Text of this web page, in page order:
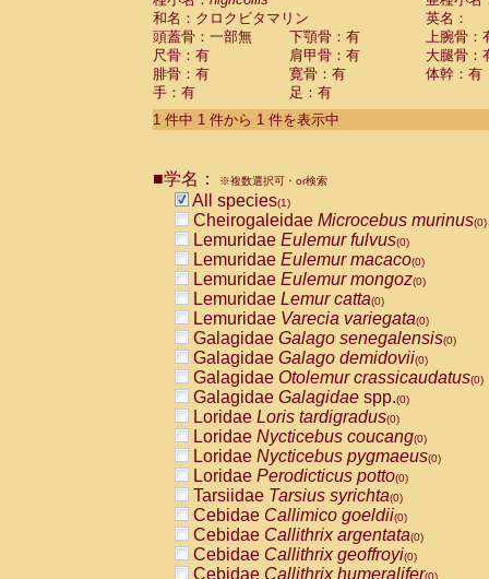
CebidaeSaguinus nigricollis (1)
Cebidae Saguinus oedipus
Cebidae Saguinus weddelli
Cebidae Saguinusspp.
Cebidae Aotus trivirgatus
Cebidae Cebus albifrons
CebidaeCebus nigrivittatus
CebidaeCebus
CebidaeSaimiri boliviensis(0)
CebidaeSaimiri sciureus(0)
AtelidaeAlouatta caraya(0)
AtelidaeAlouatta fusca(0)
AtelidaeAlouatta seniculus
AtelidaeAlouattaspp.(0)
AtelidaeAteles belzebuth(0)
AtelidaeAteles geoffroyi(0)
AtelidaeAteles paniscus(0)
AtelidaeAtelesspp.(0)
Atelidae Lagothrix lagothricha
AtelidaeLagothrix lagothricha cana
PitheciidaeCacajao calvus
PitheciidaeCallicebus cupreus
PitheciidaeCallicebus donacophilus
PitheciidaeCallicebus moloch
PitheciidaeCallicebus torquatus
PitheciidaeCallicebusspp.(0)
PitheciidaeChiropotes satanas(0)
和名：クロクビタマリン
英名：
頭蓋骨：一部無
下顎骨：有
上腕骨：
尺骨：有
肩甲骨：有
大腿骨：
腓骨：有
寛骨：有
体幹：有
手：有
足：有
1 件中 1 件から 1 件を表示中
■学名： ※複数選択可・or検索
All species(1)
Cheirogaleidae Microcebus murinus(0)
Lemuridae Eulemur fulvus(0)
Lemuridae Eulemur macaco(0)
Lemuridae Eulemur mongoz(0)
Lemuridae Lemur catta(0)
Lemuridae Varecia variegata(0)
Galagidae Galago senegalensis(0)
Galagidae Galago demidovii(0)
Galagidae Otolemur crassicaudatus(0)
Galagidae Galagidae spp.(0)
Loridae Loris tardigradus(0)
Loridae Nycticebus coucang(0)
Loridae Nycticebus pygmaeus(0)
Loridae Perodicticus potto(0)
Tarsiidae Tarsius syrichta(0)
Cebidae Callimico goeldii(0)
Cebidae Callithrix argentata(0)
Cebidae Callithrix geoffroyi(0)
Cebidae Callithrix humeralifer(0)